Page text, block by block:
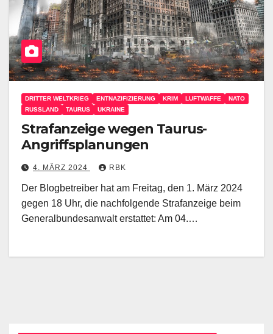
DRITTER WELTKRIEG ENTNAZIFIZIERUNG KRIM LUFTWAFFE
NATO
RUSSLAND
TAURUS UKRAINE
Strafanzeige wegen Taurus-
Angriffsplanungen
4. MÄRZ 2024 RBK
Der Blogbetreiber hat am Freitag, den 1. März 2024
gegen 18 Uhr, die nachfolgende Strafanzeige beim
Generalbundesanwalt erstattet: Am 04.…